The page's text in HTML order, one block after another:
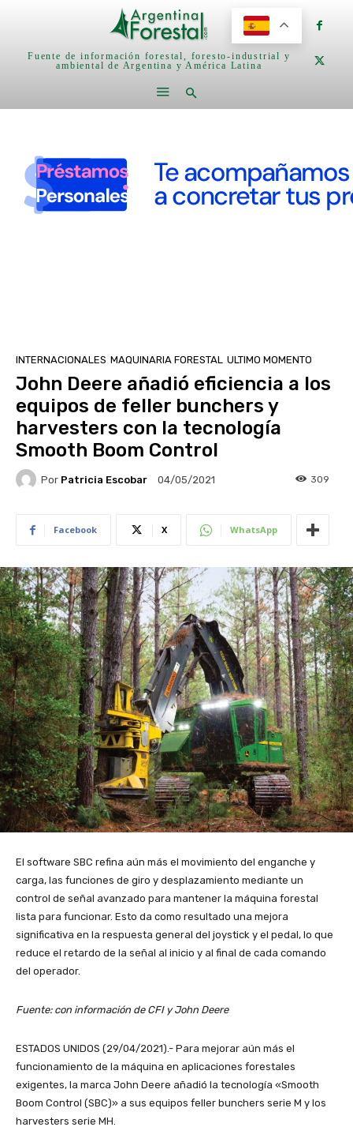
Fuente de información forestal, foresto-industrial y
ambiental de Argentina y América Latina
INTERNACIONALES MAQUINARIA FORESTAL ULTIMO MOMENTO
John Deere añadió eficiencia a los
equipos de feller bunchers y
harvesters con la tecnología
Smooth Boom Control
Por Patricia Escobar 04/05/2021 309
Facebook X WhatsApp
El software SBC refina aún más el movimiento del enganche y
carga, las funciones de giro y desplazamiento mediante un
control de señal avanzado para mantener la máquina forestal
lista para funcionar. Esto da como resultado una mejora
significativa en la respuesta general del joystick y el pedal, lo que
reduce el retardo de la señal al inicio y al final de cada comando
del operador.
Fuente: con información de CFI y John Deere
ESTADOS UNIDOS (29/04/2021).- Para mejorar aún más el
funcionamiento de la máquina en aplicaciones forestales
exigentes, la marca John Deere añadió la tecnología «Smooth
Boom Control (SBC)» a sus equipos feller bunchers serie M y los
harvesters serie MH.